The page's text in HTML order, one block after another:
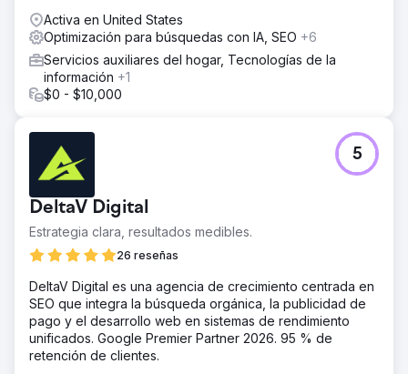
Activa en United States
Optimización para búsquedas con IA, SEO +6
Servicios auxiliares del hogar, Tecnologías de la
información +1
$0 - $10,000
DeltaV Digital
Estrategia clara, resultados medibles.
26 reseñas
5
DeltaV Digital es una agencia de crecimiento centrada en
SEO que integra la búsqueda orgánica, la publicidad de
pago y el desarrollo web en sistemas de rendimiento
unificados. Google Premier Partner 2026. 95 % de
retención de clientes.